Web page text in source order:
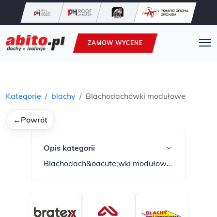
ZAMOW WYCENE
Kategorie blachy Blachodachówki modułowe
← Powrót
Opis kategorii ›
Blachodach&oacute;wki modułowe
Blachodach&oacute;wka
modułowa to odmiana